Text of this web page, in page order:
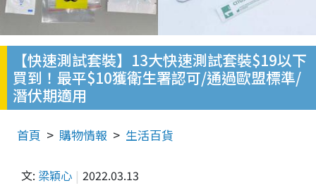
【快速測試套裝】13大快速測試套裝$19以下
買到！最平$10獲衛生署認可/通過歐盟標準/
潛伏期適用
首頁 購物情報 生活百貨
文: 梁穎心 2022.03.13